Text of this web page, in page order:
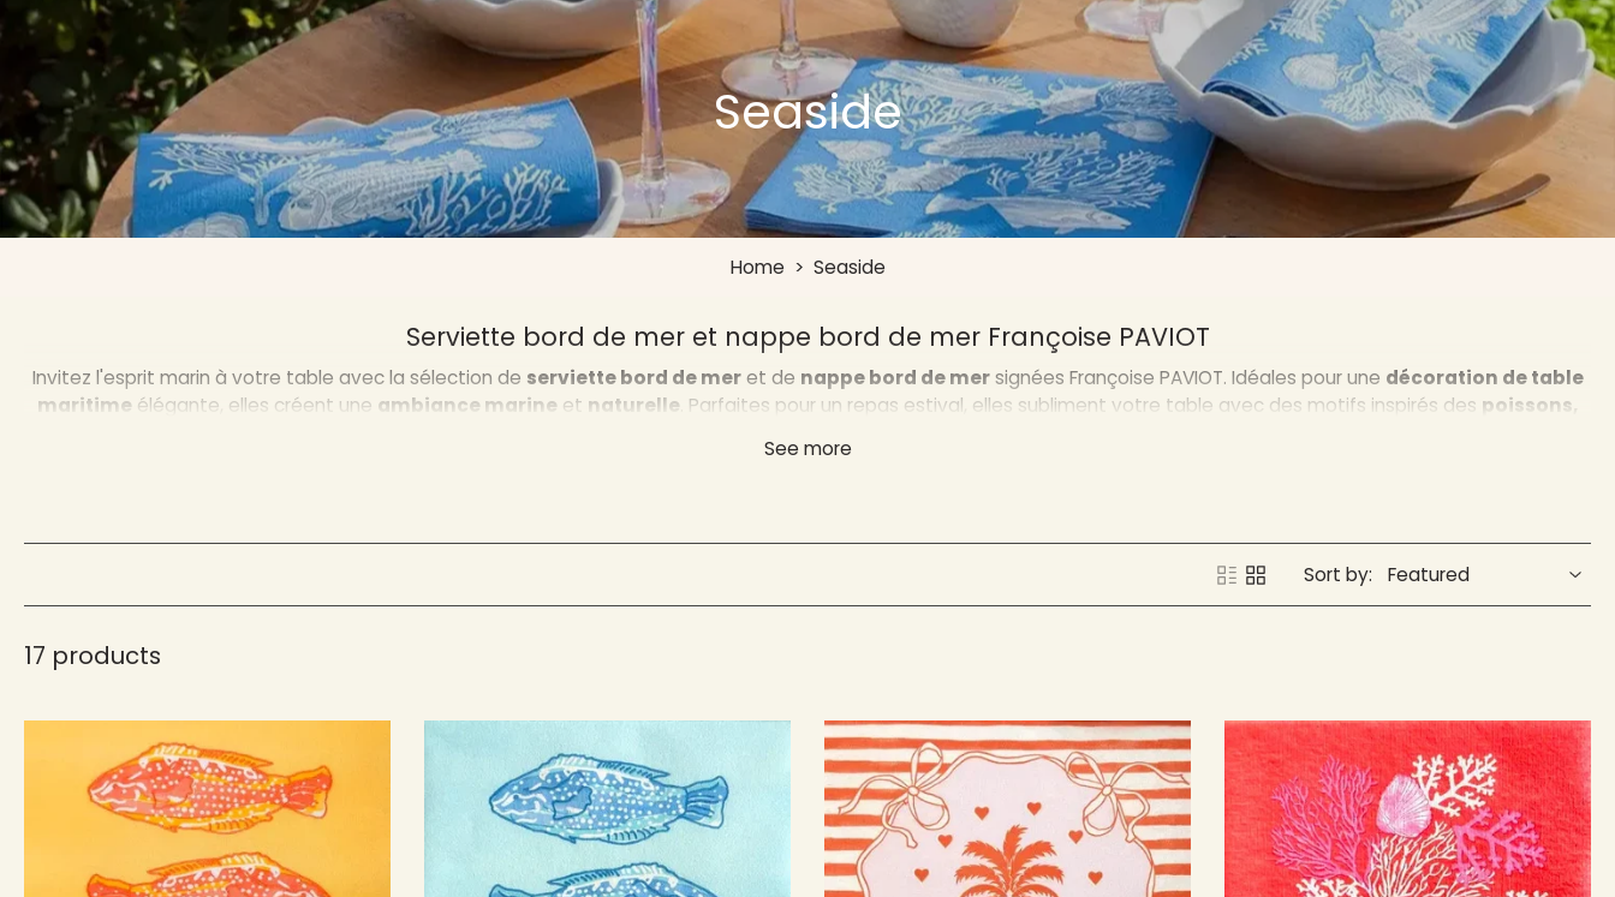
Seaside
Home > Seaside
Serviette bord de mer et nappe bord de mer Françoise PAVIOT
Invitez l'esprit marin à votre table avec la sélection de serviette bord de meret de nappe bord de mersignées Françoise PAVIOT. Idéales pour une décoration de table
maritime élégante, elles créent une ambiance marine et naturelle . Parfaites pour un repas estival, elles subliment votre table avec des motifs inspirés des poissons,
See more
Sort by:
17 products